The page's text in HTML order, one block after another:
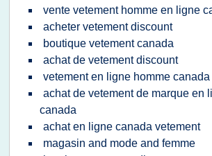
vente vetement homme en ligne
acheter vetement discount
boutique vetement canada
achat de vetement discount
vetement en ligne homme canada
achat de vetement de marque en
canada
achat en ligne canada vetement
magasin and mode and femme